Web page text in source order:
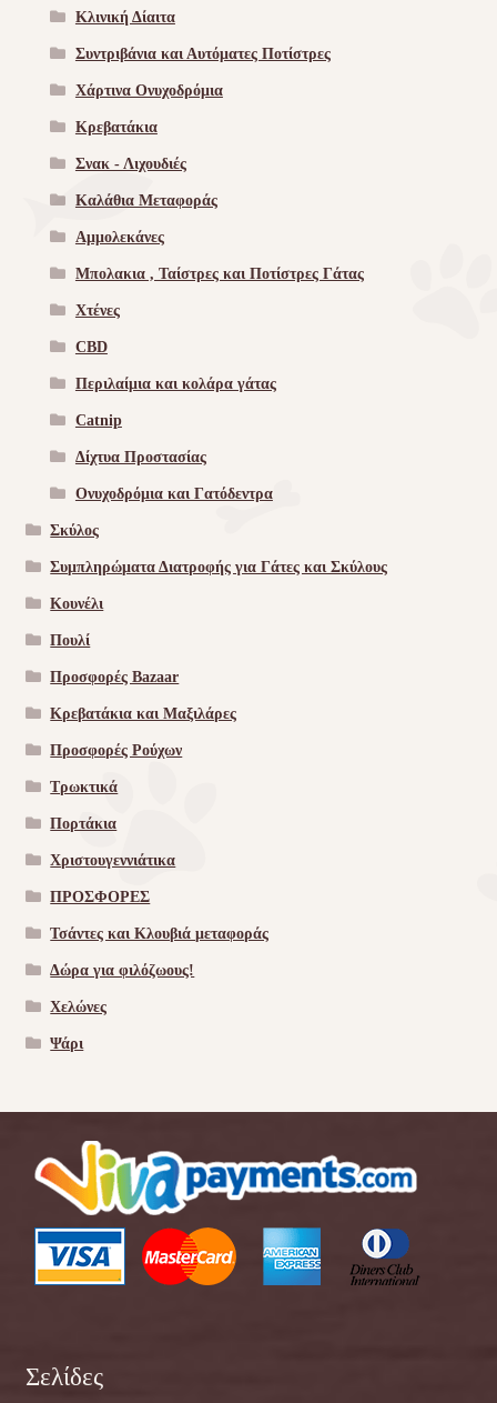
Κλινική Δίαιτα
Συντριβάνια και Αυτόματες Ποτίστρες
Χάρτινα Ονυχοδρόμια
Κρεβατάκια
Σνακ - Λιχουδιές
Καλάθια Μεταφοράς
Αμμολεκάνες
Μπολακια , Ταίστρες και Ποτίστρες Γάτας
Χτένες
CBD
Περιλαίμια και κολάρα γάτας
Catnip
Δίχτυα Προστασίας
Ονυχοδρόμια και Γατόδεντρα
Σκύλος
Συμπληρώματα Διατροφής για Γάτες και Σκύλους
Κουνέλι
Πουλί
Προσφορές Bazaar
Κρεβατάκια και Μαξιλάρες
Προσφορές Ρούχων
Τρωκτικά
Πορτάκια
Χριστουγεννιάτικα
ΠΡΟΣΦΟΡΕΣ
Τσάντες και Κλουβιά μεταφοράς
Δώρα για φιλόζωους!
Χελώνες
Ψάρι
Σελίδες